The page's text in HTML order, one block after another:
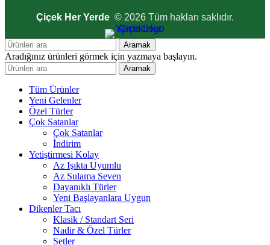
Çiçek Her Yerde © 2026 Tüm hakları saklıdır.
Aramak
Aradığınız ürünleri görmek için yazmaya başlayın.
Aramak
Tüm Ürünler
Yeni Gelenler
Özel Türler
Çok Satanlar
Çok Satanlar
İndirim
Yetiştirmesi Kolay
Az Işıkta Uyumlu
Az Sulama Seven
Dayanıklı Türler
Yeni Başlayanlara Uygun
Dikenler Tacı
Klasik / Standart Seri
Nadir & Özel Türler
Setler